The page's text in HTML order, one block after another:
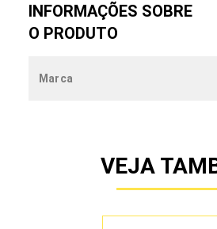
INFORMAÇÕES SOBRE
O PRODUTO
Marca
VEJA